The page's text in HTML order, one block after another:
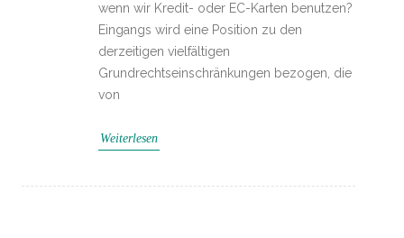
wenn wir Kredit- oder EC-Karten benutzen?
Eingangs wird eine Position zu den
derzeitigen vielfältigen
Grundrechtseinschränkungen bezogen, die
von
Weiterlesen